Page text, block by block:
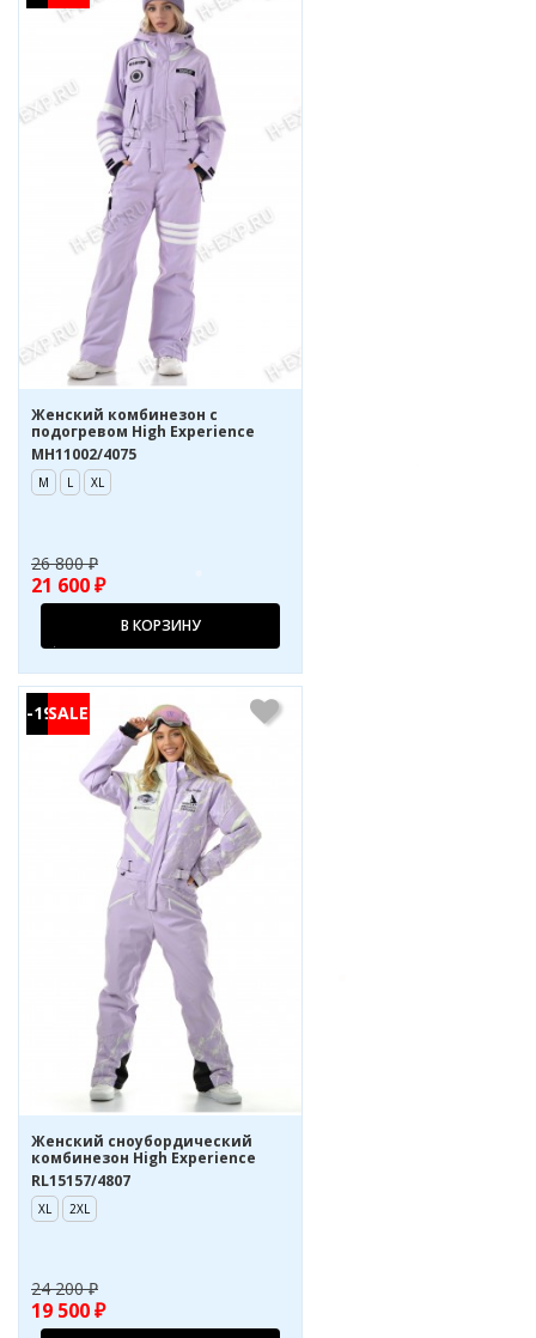
Жeнcкий комбинезон с
подогревом High Experience
MH11002/4075
M L XL
26 800 ₽
21 600 ₽
В КОРЗИНУ
-19%
Жeнcкий сноубордический
комбинезон High Experience
RL15157/4807
XL 2XL
24 200 ₽
19 500 ₽